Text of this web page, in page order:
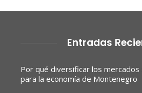
Entradas
Por qué diversificar los
para la economía de Montenegro